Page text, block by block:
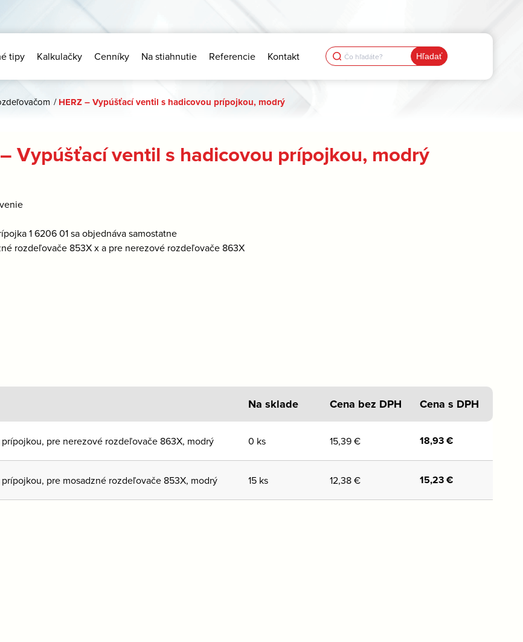
tipy Kalkulačky Cenníky Na stiahnutie Referencie Kontakt Search
for:
/ HERZ – Vypúšťací ventil s hadicovou prípojkou, modrý
Vypúšťací ventil s hadicovou prípojkou, modrý
1 6206 01 sa objednáva samostatne
rozdeľovače 853X x a pre nerezové rozdeľovače 863X
Na sklade Cena bez DPH Cena s DPH
pre nerezové rozdeľovače 863X, modrý 0 ks 15,39€ 18,93€
pre mosadzné rozdeľovače 853X, modrý 15 ks 12,38€ 15,23€